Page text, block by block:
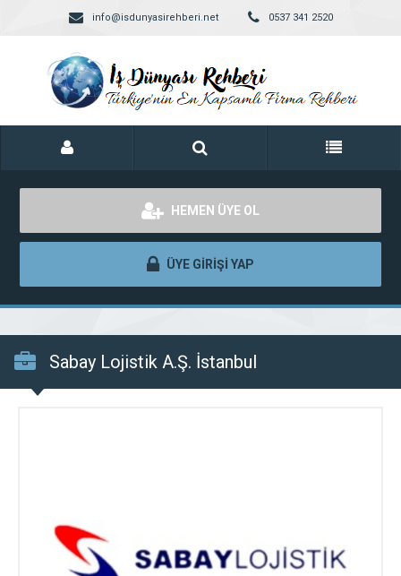
info@isdunyasirehberi.net 0537 341 2520
HEMEN ÜYE OL
ÜYE GİRİŞİ YAP
Sabay Lojistik A.Ş. İstanbul